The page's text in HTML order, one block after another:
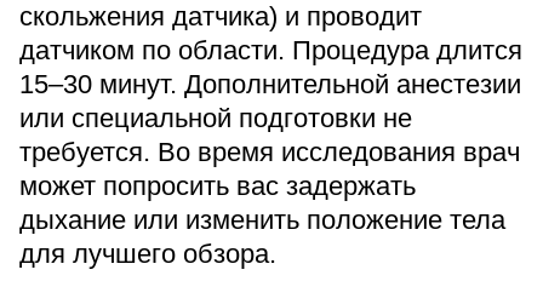
скольжения датчика) и проводит
датчиком по области. Процедура длится
15–30 минут. Дополнительной анестезии
или специальной подготовки не
требуется. Во время исследования врач
может попросить вас задержать
дыхание или изменить положение тела
для лучшего обзора.